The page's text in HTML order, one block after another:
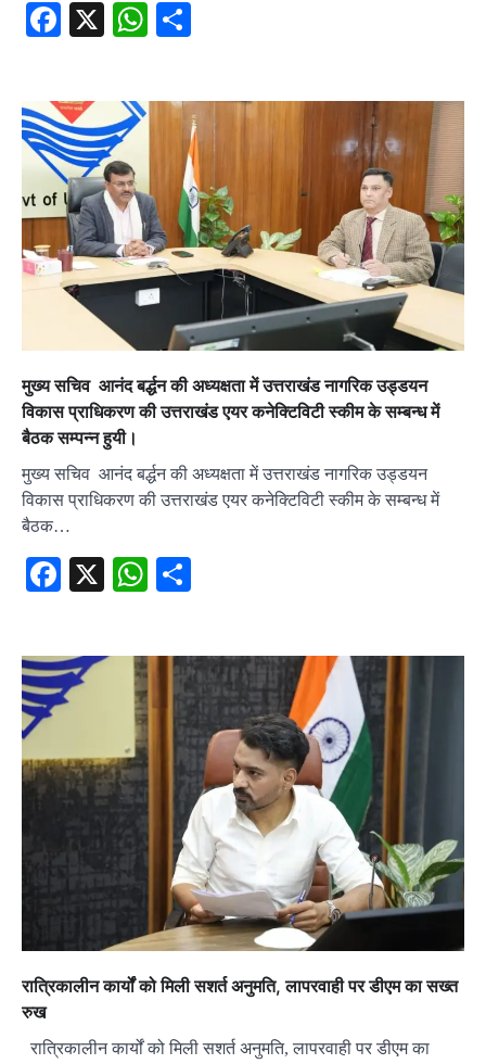
Facebook
X WhatsApp
मुख्य सचिव आनंद बर्द्धन की अध्यक्षता में उत्तराखंड नागरिक उड्डयन
विकास प्राधिकरण की उत्तराखंड एयर कनेक्टिविटी स्कीम के सम्बन्ध में
बैठक सम्पन्न हुयी।
मुख्य सचिव आनंद बर्द्धन की अध्यक्षता में उत्तराखंड नागरिक उड्डयन
विकास प्राधिकरण की उत्तराखंड एयर कनेक्टिविटी स्कीम के सम्बन्ध में
बैठक…
Facebook
X WhatsApp
रात्रिकालीन कार्यों को मिली सशर्त अनुमति, लापरवाही पर डीएम का सख्त
रुख
रात्रिकालीन कार्यों को मिली सशर्त अनुमति, लापरवाही पर डीएम का